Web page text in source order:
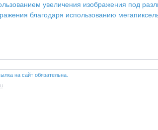
увеличения изображения под
благодаря использованию
на сайт обязательна.